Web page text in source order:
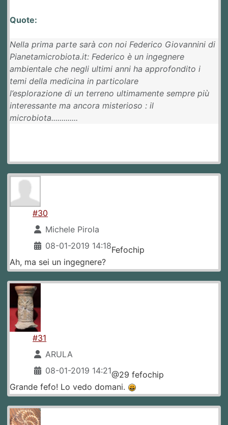
Quote:
Nella prima parte sarà con noi Federico Giovannini di
Pianetamicrobiota.it: Federico è un ingegnere
ambientale che negli ultimi anni ha approfondito i
temi della medicina in particolare
l’esplorazione di un terreno ultimamente sempre più
interessante ma ancora misterioso : il
microbiota.............
#30
Michele Pirola
08-01-2019 14:18Fefochip
Ah, ma sei un ingegnere?
#31
ARULA
08-01-2019 14:21@29 fefochip
Grande fefo! Lo vedo domani.